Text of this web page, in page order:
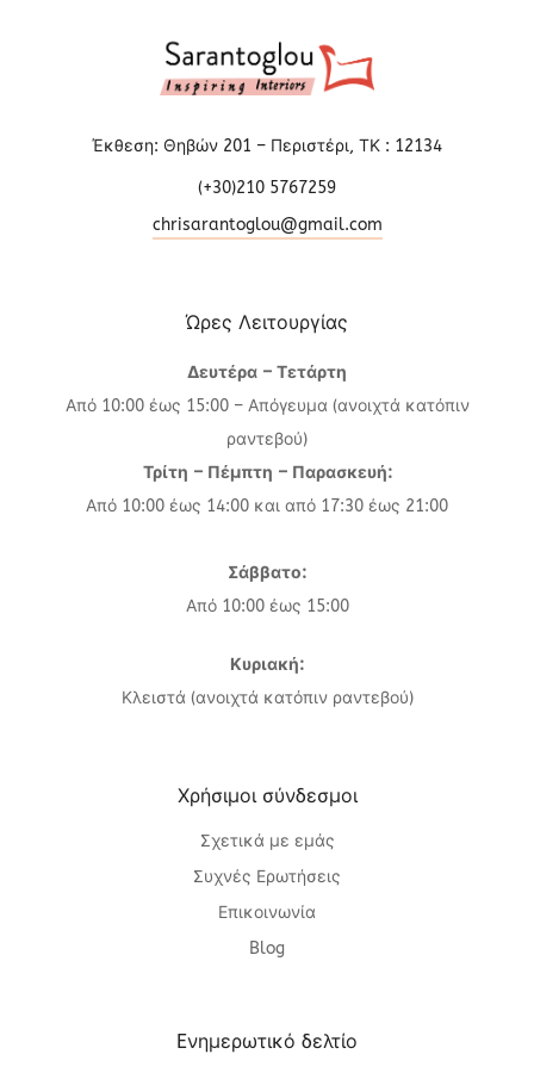
Έκθεση: Θηβών 201 – Περιστέρι, ΤΚ : 12134
(+30)210 5767259
chrisarantoglou@gmail.com
Ώρες Λειτουργίας
Δευτέρα – Τετάρτη
Από 10:00 έως 15:00 – Απόγευμα (ανοιχτά κατόπιν
ραντεβού)
Τρίτη – Πέμπτη – Παρασκευή:
Από 10:00 έως 14:00 και από 17:30 έως 21:00
Σάββατο:
Από 10:00 έως 15:00
Κυριακή:
Κλειστά (ανοιχτά κατόπιν ραντεβού)
Χρήσιμοι σύνδεσμοι
Σχετικά με εμάς
Συχνές Ερωτήσεις
Επικοινωνία
Blog
Eνημερωτικό δελτίο